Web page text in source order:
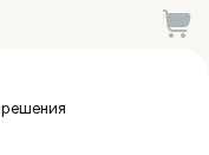
решения